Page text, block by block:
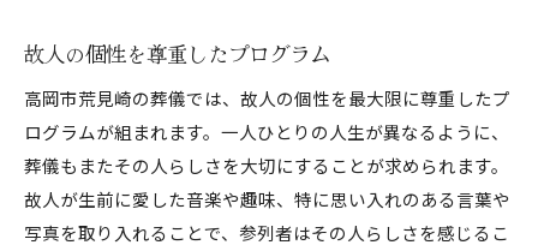
故人の個性を尊重したプログラム
高岡市荒見崎の葬儀では、故人の個性を最大限に尊重したプ
ログラムが組まれます。一人ひとりの人生が異なるように、
葬儀もまたその人らしさを大切にすることが求められます。
故人が生前に愛した音楽や趣味、特に思い入れのある言葉や
写真を取り入れることで、参列者はその人らしさを感じるこ